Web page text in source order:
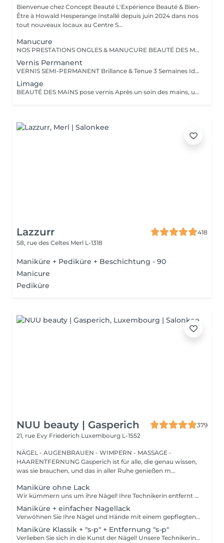
Bienvenue chez Concept Beauté L'Expérience Beauté & Bien-
Être à Howald Hesperange Installé depuis juin 2024 dans nos
tout nouveaux locaux au Centre S...
Manucure
NOS PRESTATIONS ONGLES & MANUCURE BEAUTÉ DES MAINS Manucure & Soin Nourrissant Offrez à vos mains un soin complet avec une manucure experte comprenant : Limage et mise en forme des ongles Soins des cuticules pour un contour net Massage nourrissant avec des soins hydratants ProNails En supplément : Application d'un vernis Longwear ou semi-permanent (en option) Une pause bien-être idéale pour retrouver des mains soignées et élégantes. OPTIONS À LA CARTE Personnalisez votre soin ! Selon vos envies, vous pouvez compléter votre manucure avec : Pose de vernis Longwear Pour une touche de couleur élégante Vernis semi-permanent Tenue parfaite jusqu'à 3 semaines Soin Spa Complet des mains Exfoliation, masque nourrissant et massage profond pour une détente absolue Offrez à vos mains un soin sur-mesure, réalisé par nos professionnelles expertes ! Notre équipe est composée d'expertes hautement qualifiées, dont certaines sont formatrices en onglerie dans notre centre Concept Beauté Distribution. Nous maîtrisons les dernières tendances et techniques pour garantir des prestations d'exception. Besoin d'un conseil personnalisé ? Nous sommes là pour vous guider vers la meilleure option selon votre type d'ongles et votre style de vie. Offrez à vos mains et à vos pieds l'expertise qu'ils méritent avec ProNails et notre équipe d'expertes !
Vernis Permanent
VERNIS SEMI-PERMANENT Brillance & Tenue 3 Semaines Idéal pour celles qui veulent une manucure impeccable sans abîmer leurs ongles naturels, le vernis semi-permanent ProNails assure une brillance éclatante et une tenue longue durée. Pourquoi choisir le semi-permanent ? Séchage immédiat sous lampe LED Jusqu'à 3 semaines de tenue sans s'écailler Large choix de couleurs tendances Dépose rapide et en douceur Disponible pour les mains & les pieds pour une mise en beauté complète. ONGLES PARFAITS AVEC PRONAILS EXPERTISE & QUALITÉ PROFESSIONNELLE Dans notre institut, nous vous offrons un service onglerie haut de gamme, réalisé avec les produits de la marque ProNails, reconnue pour sa qualité et sa tenue exceptionnelle. Nos expertes en onglerie, dont certaines sont également formatrices en prothésie ongulaire dans notre centre de formation Concept Beauté Distribution, sauront vous conseiller et sublimer vos ongles avec professionnalisme.
Limage
BEAUTÉ DES MAINS pose vernis Après un soin des mains, une pose vernis : Limage et mise en forme des ongles Application d'un vernis Longwear ProNails longue tenue ou semi-permanent (en option) Une pause bien-être idéale pour retrouver des mains soignées et élégantes.
Lazzurr
418
58, rue des Celtes Merl L-1318
Maniküre + Pediküre + Beschichtung - 90
Manicure
Pediküre
NUU beauty | Gasperich
379
21, rue Evy Friederich Luxembourg L-1552
NÄGEL - AUGENBRAUEN - WIMPERN - MASSAGE -
HAARENTFERNUNG Gasperich ist für alle, die genau wissen,
was sie brauchen, und das in aller Ruhe genießen m...
Maniküre ohne Lack
Wir kümmern uns um ihre Nägel! Ihre Technikerin entfernt sanft abgestorbene hautzellen, feilt und formt ihre Nägel und poliert die oberfläche für ein glattes, natürliches finish. Unsere meister bieten kantige, hardware- oder kombinierte manicures an, je nach ihren wünschen. Wie wird eine manicure ohne nagellack durchgeführt? - raue haut wird sanft entfernt - die form der nagelplatte wird behutsam korrigiert - die Nagelhaut und seitlichen ränder werden sorgfältig bearbeitet - Nagelhautöl und handcreme werden aufgetragen, um zu pflegen und zu hydratisieren Altersbeschränkung: empfohlen ab 14 Jahren. Nachbehandlungsempfehlungen: es sind keine speziellen Nachbehandlungen erforderlich. Häufigkeit: alle 3 Wochen.
Maniküre + einfacher Nagellack
Verwöhnen Sie Ihre Nägel und Hände mit einem gepflegten und ordentlichen Erscheinungsbild! Unsere Technikerinnen werden effektiv abgestorbene Hautzellen entfernen, die Nägel in Form bringen und feilen sowie die äußere Oberfläche polieren. Am Ende dieser Behandlung wird ein regulärer Nagellack aufgetragen. Unsere Meisterinnen bieten klassische, Hardware- oder kombinierte Maniküre an. Wie wird die Maniküre mit regulärer Nagellack durchgeführt? - rauhe Haut wird entfernt - die Form der Nagelplatte wird korrigiert - die Nagelhaut und seitlichen Rillen werden korrigiert - Nagellack wird aufgetragen - Nagelhautöl und Handcreme werden aufgetragen Altersbeschränkungen: empfohlen ab 14 Jahren. Empfehlungen nach dem Eingriff: es gibt keine speziellen Empfehlungen nach diesem Verfahren. Frequenz: einmal in 3 Wochen.
Maniküre Klassik + "s-p" + Entfernung "s-p"
Verlieben Sie sich in die Kunst der Nägel! Unsere Technikerinnen werden effektiv abgestorbene Hautzellen entfernen, die Nägel in Form bringen und feilen sowie die äußere Oberfläche polieren. Dann wird ein semi-permanenter Nagellack aufgetragen. Er sieht aus wie ein normaler Nagellack, hält aber viel länger auf Ihren Nägeln. Fantastisch, oder? Er wird in einer LED-Lampe getrocknet und hält wochenlang. Unsere Meisterinnen bieten klassische, Hardware- oder kombinierte Maniküre an. Wie wird die Maniküre mit semi-permanent Nagellack durchgeführt? - entfernen des alten semi-permanenten Lacks (falls erforderlich) - rauhe Haut wird entfernt - die Form der Nagelplatte wird korrigiert - die Nagelhaut und seitlichen Rillen werden korrigiert - Semi-permanenter Nagellack wird aufgetragen - Nagelhautöl und Handcreme werden aufgetragen Altersbeschränkungen: empfohlen ab 16 Jahren. Empfehlungen nach dem Eingriff: es gibt keine speziellen Empfehlungen nach diesem Verfahren. Frequenz: einmal in 3 Wochen.